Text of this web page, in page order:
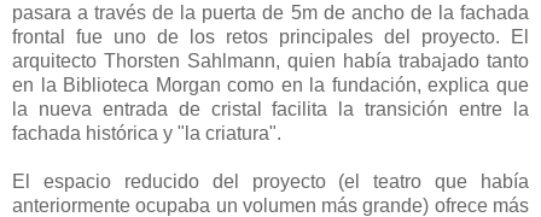
pasara a través de la puerta de 5m de ancho de la fachada
frontal fue uno de los retos principales del proyecto. El
arquitecto Thorsten Sahlmann, quien había trabajado tanto
en la Biblioteca Morgan como en la fundación, explica que
la nueva entrada de cristal facilita la transición entre la
fachada histórica y "la criatura".
El espacio reducido del proyecto (el teatro que había
anteriormente ocupaba un volumen más grande) ofrece más